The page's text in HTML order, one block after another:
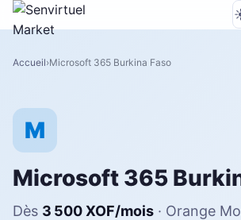
Accueil Microsoft 365 Burkina Faso
M
Microsoft 365
Dès 3 500 XOF/mois · Orange